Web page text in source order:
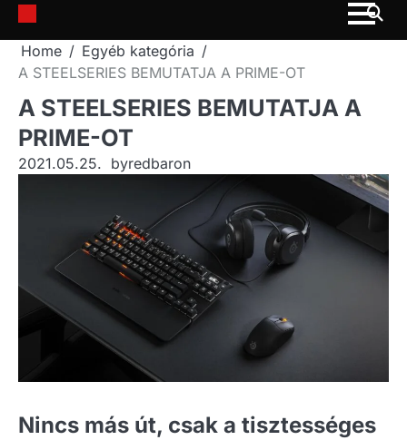
Skip
content
Home
Egyéb kategória
A STEELSERIES BEMUTATJA A PRIME-OT
A STEELSERIES BEMUTATJA A
PRIME-OT
2021.05.25. byredbaron
Nincs más út, csak a tisztességes